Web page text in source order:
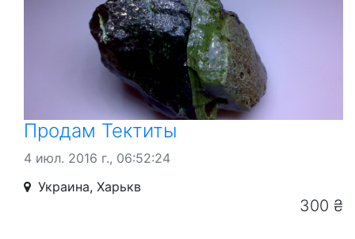
Продам Тектиты
4 июл. 2016 г., 06:52:24
Украина, Харькв
300 ₴